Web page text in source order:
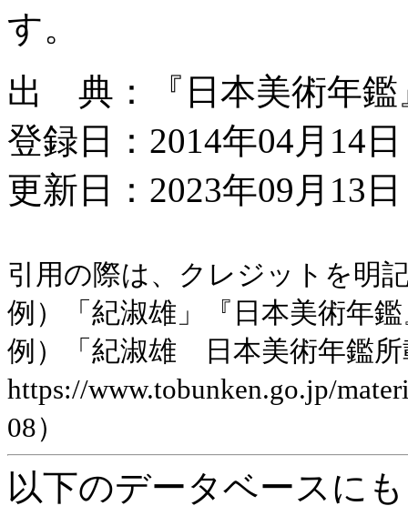
す。
出 典：『日本美術年鑑
登録日：2014年04月14日
更新日：2023年09月13
引用の際は、クレジットを明
例）「紀淑雄」『日本美術年
例）「紀淑雄 日本美術年鑑所
https://www.tobunken.go.jp/
08）
以下のデータベースに